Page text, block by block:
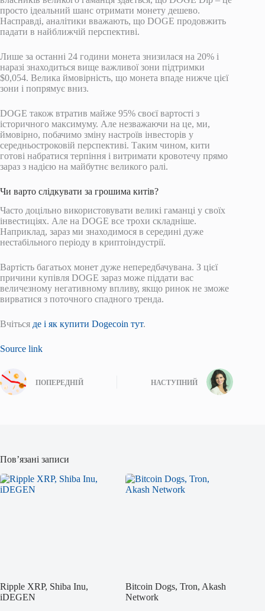
просто ідеальний шанс отримати монету дешево.
Насправді, аналітики вважають, що DOGE продовжить
падати в найближчій перспективі.
Лише за останні 24 години монета знизилася на 20% і
наразі знаходиться вище важливої ​​зони підтримки
$0,054. Велика ймовірність, що монета впаде нижче цієї
зони і попрямує вниз.
DOGE також втратив майже 95% своєї вартості з
історичного максимуму. Але незважаючи на це, ми,
ймовірно, побачимо зміну настроїв інвесторів у
середньостроковій перспективі. Таким чином, кити
готові набратися терпіння і витримати кровотечу прямо
зараз з надією на майбутнє великого ралі.
Чи варто слідкувати за грошима китів?
Часто доцільно використовувати великі гаманці у своїх
інвестиціях. Але на DOGE все трохи складніше.
Наприклад, зараз ми знаходимося в середині дуже
нестабільного періоду в криптоіндустрії.
Вартість багатьох монет дуже непередбачувана. З цієї
причини купівля DOGE зараз може піддати вас
величезному негативному впливу, якщо ринок не зможе
вирватися з поточного спадного тренда.
Вчіться де і як купити Dogecoin тут.
Source link
ПОПЕРЕДНІЙ НАСТУПНИЙ
Пов’язані записи
Ripple XRP, Shiba Inu,
iDEGEN
Bitcoin Dogs, Tron, Akash
Network